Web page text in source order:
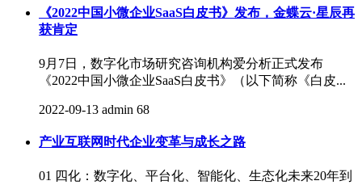
《2022中国小微企业SaaS白皮书》发布，金蝶云·星辰再
获肯定
9月7日，数字化市场研究咨询机构爱分析正式发布
《2022中国小微企业SaaS白皮书》（以下简称《白皮...
2022-09-13 admin 68
产业互联网时代企业变革与成长之路
01 四化：数字化、平台化、智能化、生态化未来20年到